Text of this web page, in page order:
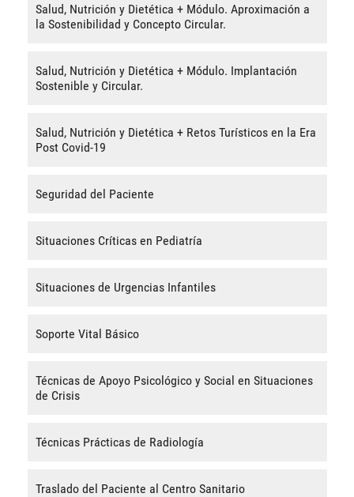
Salud, Nutrición y Dietética + Módulo. Aproximación a
la Sostenibilidad y Concepto Circular.
Salud, Nutrición y Dietética + Módulo. Implantación
Sostenible y Circular.
Salud, Nutrición y Dietética + Retos Turísticos en la Era
Post Covid-19
Seguridad del Paciente
Situaciones Críticas en Pediatría
Situaciones de Urgencias Infantiles
Soporte Vital Básico
Técnicas de Apoyo Psicológico y Social en Situaciones
de Crisis
Técnicas Prácticas de Radiología
Traslado del Paciente al Centro Sanitario